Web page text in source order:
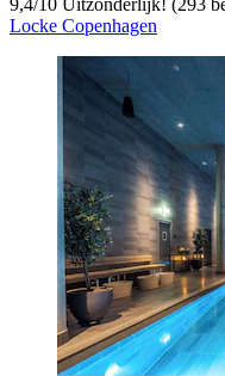
9,4/10 Uitzonderlijk! (293
Locke Copenhagen